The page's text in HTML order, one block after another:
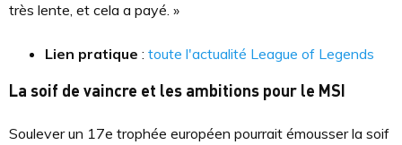
très lente, et cela a payé. »
Lien pratique : toute l'actualité League of Legends
La soif de vaincre et les ambitions pour le MSI
Soulever un 17e trophée européen pourrait émousser la soif